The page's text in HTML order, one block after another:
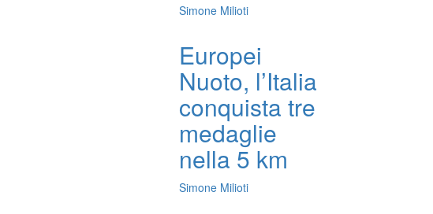
Simone Milioti
Europei
Nuoto, l’Italia
conquista tre
medaglie
nella 5 km
Simone Milioti